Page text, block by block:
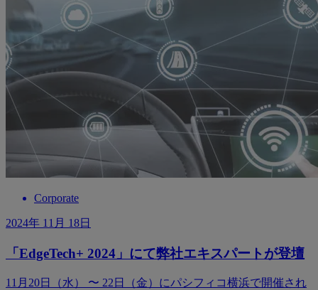
Corporate
2024年 11月 18日
「EdgeTech+ 2024」にて弊社エキスパートが登壇
11月20日（水） 〜 22日（金）にパシフィコ横浜で開催され